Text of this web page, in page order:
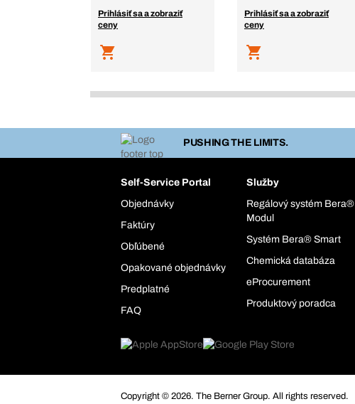
Prihlásiť sa a zobraziť
ceny
Prihlásiť sa a zobraziť
ceny
PUSHING THE LIMITS.
Self-Service Portal
Objednávky
Faktúry
Obľúbené
Opakované objednávky
Predplatné
FAQ
Služby
Regálový systém Bera®
Modul
Systém Bera® Smart
Chemická databáza
eProcurement
Produktový poradca
Copyright © 2026. The Berner Group. All rights reserved.